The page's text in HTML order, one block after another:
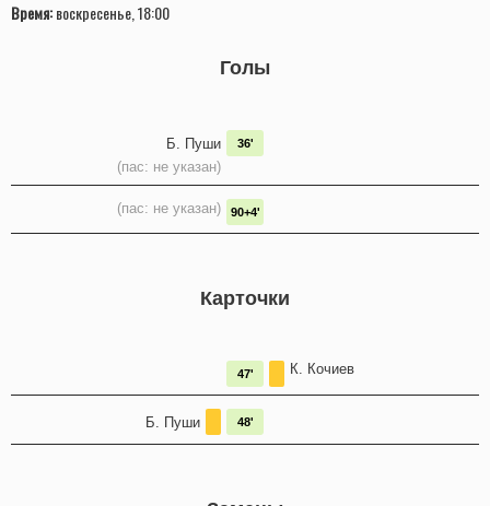
Время:воскресенье, 18:00
Голы
Б. Пуши
(пас: не указан)
36'
(пас: не указан) 90+4'
Карточки
К. Кочиев
47'
Б. Пуши 48'